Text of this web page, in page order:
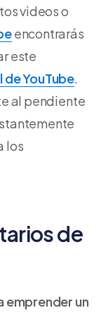
videos o
encontrarás
este
de YouTube.
al pendiente
los
de
emprender un